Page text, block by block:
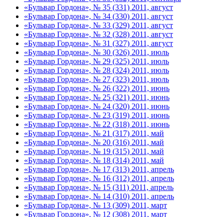
«Бульвар Гордона», № 35 (331) 2011, август
«Бульвар Гордона», № 34 (330) 2011, август
«Бульвар Гордона», № 33 (329) 2011, август
«Бульвар Гордона», № 32 (328) 2011, август
«Бульвар Гордона», № 31 (327) 2011, август
«Бульвар Гордона», № 30 (326) 2011, июль
«Бульвар Гордона», № 29 (325) 2011, июль
«Бульвар Гордона», № 28 (324) 2011, июль
«Бульвар Гордона», № 27 (323) 2011, июль
«Бульвар Гордона», № 26 (322) 2011, июнь
«Бульвар Гордона», № 25 (321) 2011, июнь
«Бульвар Гордона», № 24 (320) 2011, июнь
«Бульвар Гордона», № 23 (319) 2011, июнь
«Бульвар Гордона», № 22 (318) 2011, июнь
«Бульвар Гордона», № 21 (317) 2011, май
«Бульвар Гордона», № 20 (316) 2011, май
«Бульвар Гордона», № 19 (315) 2011, май
«Бульвар Гордона», № 18 (314) 2011, май
«Бульвар Гордона», № 17 (313) 2011, апрель
«Бульвар Гордона», № 16 (312) 2011, апрель
«Бульвар Гордона», № 15 (311) 2011, апрель
«Бульвар Гордона», № 14 (310) 2011, апрель
«Бульвар Гордона», № 13 (309) 2011, март
«Бульвар Гордона», № 12 (308) 2011, март